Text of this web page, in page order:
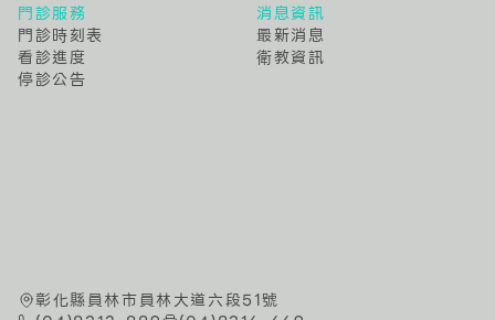
門診服務
門診時刻表
看診進度
停診公告
消息資訊
最新消息
衛教資訊
彰化縣員林市員林大道六段51號